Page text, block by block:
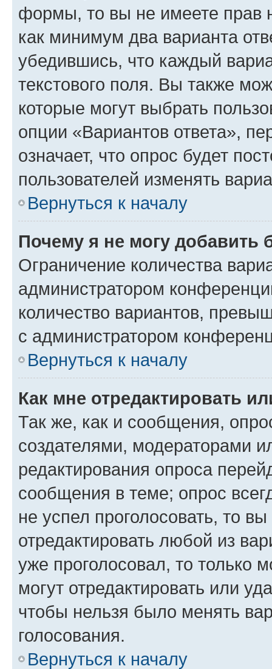
формы, то вы не имеете прав
как минимум два варианта
убедившись, что каждый
текстового поля. Вы также
которые могут выбрать
опции «Вариантов ответа»,
означает, что опрос будет
пользователей изменять
Вернуться к началу
Почему я не могу добавить
Ограничение количества
администратором
количество вариантов,
с администратором
Вернуться к началу
Как мне отредактировать
Так же, как и сообщения,
создателями, модераторами
редактирования опроса
сообщения в теме; опрос
не успел проголосовать, то
отредактировать любой из
уже проголосовал, то только
могут отредактировать или
чтобы нельзя было менять
голосования.
Вернуться к началу